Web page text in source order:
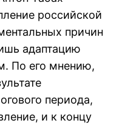
российской
причин
адаптацию
По его мнению,
периода,
и к концу